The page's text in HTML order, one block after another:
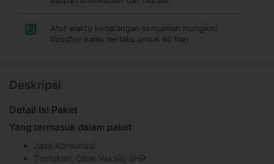
2
Atur waktu kedatangan senyaman mungkin!
Voucher kamu berlaku untuk 60 hari
Deskripsi
Detail Isi Paket
Yang termasuk dalam paket
Jasa Konsultasi
Tindakan, Obat Vaksin, BHP